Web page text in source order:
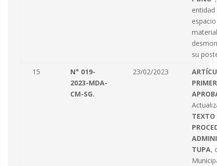
su
15
N° 019-
2023-MDA-
CM-SG.
23/02/2023
TEXTO
TUPA,